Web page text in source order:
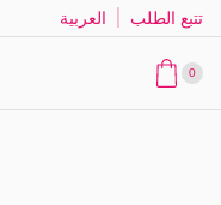
العربية تتبع الطلب
0